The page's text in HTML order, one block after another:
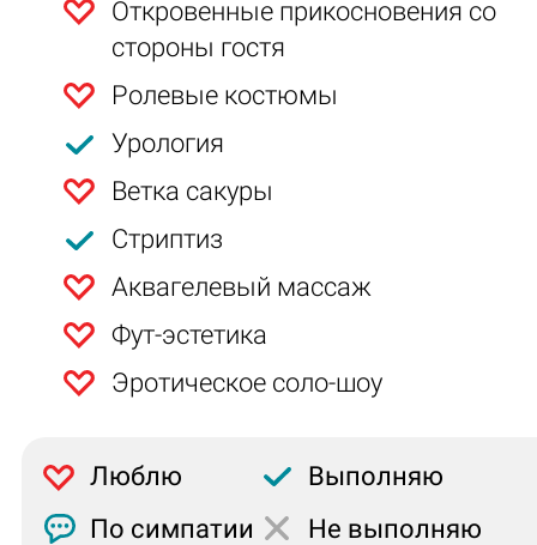
Откровенные прикосновения со
стороны гостя
Ролевые костюмы
Урология
Ветка сакуры
Стриптиз
Аквагелевый массаж
Фут-эстетика
Эротическое соло-шоу
Люблю
Выполняю
По симпатии
Не выполняю